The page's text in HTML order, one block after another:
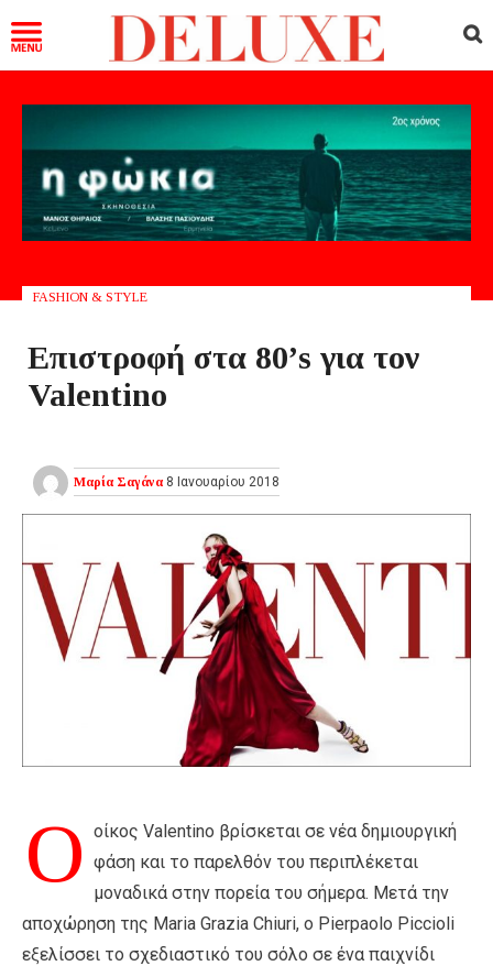
FASHION & STYLE
Επιστροφή στα 80’s για τον
Valentino
Μαρία Σαγάνα 8 Ιανουαρίου 2018
Ο οίκος Valentino βρίσκεται σε νέα δημιουργική
φάση και το παρελθόν του περιπλέκεται
μοναδικά στην πορεία του σήμερα. Μετά την
αποχώρηση της Maria Grazia Chiuri, ο Pierpaolo Piccioli
εξελίσσει το σχεδιαστικό του σόλο σε ένα παιχνίδι